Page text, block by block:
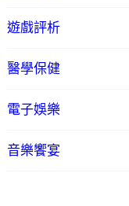
遊戲評析
醫學保健
電子娛樂
音樂饗宴